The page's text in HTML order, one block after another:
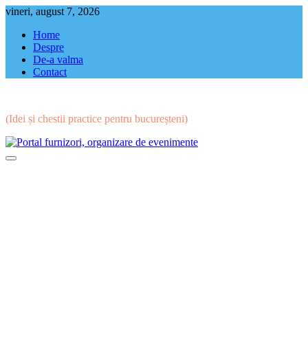
Skip
content
vineri, august 7, 2026
Home
Despre
De-a valma
Contact
(Idei și chestii practice pentru bucureșteni)